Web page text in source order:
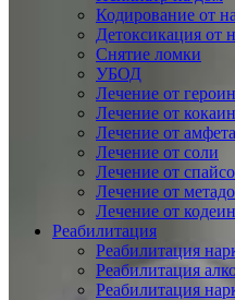
Кодирование от
Детоксикация от
Снятие ломки
УБОД
Лечение от
Лечение от
Лечение от
Лечение от соли
Лечение от
Лечение от
Лечение от
Реабилитация
Реабилитация
Реабилитация
Реабилитация